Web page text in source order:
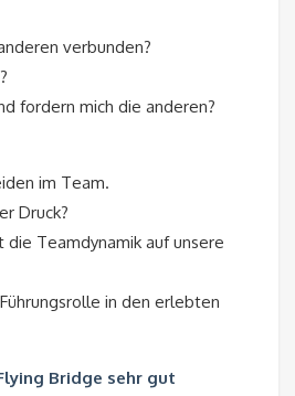
verbunden?
fordern mich die anderen?
im Team.
Druck?
die Teamdynamik auf unsere
in den erlebten
Bridge sehr gut